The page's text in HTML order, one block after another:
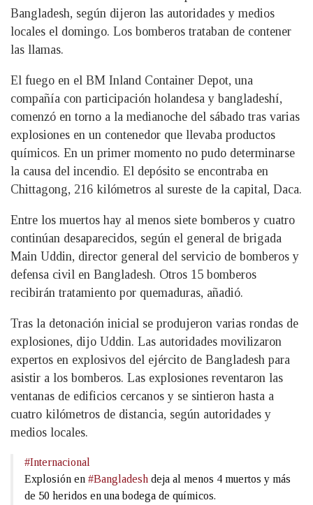
Bangladesh, según dijeron las autoridades y medios
locales el domingo. Los bomberos trataban de contener
las llamas.
El fuego en el BM Inland Container Depot, una
compañía con participación holandesa y bangladeshí,
comenzó en torno a la medianoche del sábado tras varias
explosiones en un contenedor que llevaba productos
químicos. En un primer momento no pudo determinarse
la causa del incendio. El depósito se encontraba en
Chittagong, 216 kilómetros al sureste de la capital, Daca.
Entre los muertos hay al menos siete bomberos y cuatro
continúan desaparecidos, según el general de brigada
Main Uddin, director general del servicio de bomberos y
defensa civil en Bangladesh. Otros 15 bomberos
recibirán tratamiento por quemaduras, añadió.
Tras la detonación inicial se produjeron varias rondas de
explosiones, dijo Uddin. Las autoridades movilizaron
expertos en explosivos del ejército de Bangladesh para
asistir a los bomberos. Las explosiones reventaron las
ventanas de edificios cercanos y se sintieron hasta a
cuatro kilómetros de distancia, según autoridades y
medios locales.
#Internacional
Explosión en #Bangladesh deja al menos 4 muertos y más
de 50 heridos en una bodega de químicos.